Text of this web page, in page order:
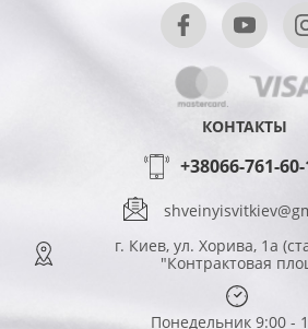
КОНТАКТЫ
+38066-761-
г. Киев, ул. Хорива, 1а
"Контрактовая
Понедельник 9:00 -